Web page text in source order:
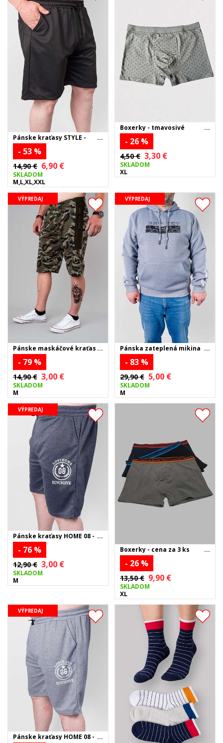
Pánske kraťasy STYLE -
čierne
- 53 %
14,90 € 6,90 €
SKLADOM
M,L,XL,XXL
Boxerky - tmavosivé
- 26 %
4,50 € 3,30 €
SKLADOM
XL
VÝPREDAJ
Pánske maskáčové kraťasy
- zelené
- 79 %
14,90 € 3,00 €
SKLADOM
M
VÝPREDAJ
Pánska zateplená mikina
BETTERY OF PARIS - sivá
- 83 %
29,90 € 5,00 €
SKLADOM
M
VÝPREDAJ
Pánske kraťasy HOME 08 -
tmavosivé
- 76 %
12,90 € 3,00 €
SKLADOM
M
Boxerky - cena za 3 ks
- 26 %
13,50 € 9,90 €
SKLADOM
XL
VÝPREDAJ
Pánske kraťasy HOME 08 -